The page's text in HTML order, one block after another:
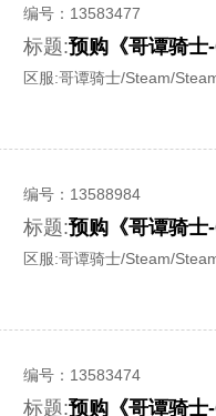
编号： 13583477
标题:预购《哥谭骑
区服:哥谭骑士/Steam/
编号： 13588984
标题:预购《哥谭骑
区服:哥谭骑士/Steam/
编号： 13583474
标题:预购《哥谭骑